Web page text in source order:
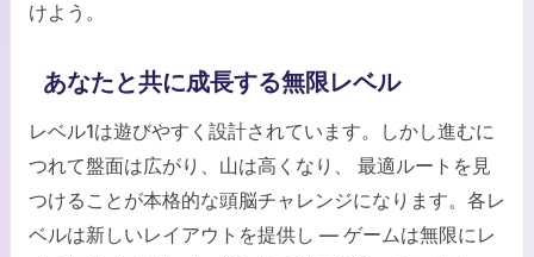
けよう。
あなたと共に成長する無限レベル
レベル1は遊びやすく設計されています。しかし進むに
つれて盤面は広がり、山は高くなり、 最適ルートを見
つけることが本格的な頭脳チャレンジになります。各レ
ベルは新しいレイアウトを提供し — ゲームは無限にレ